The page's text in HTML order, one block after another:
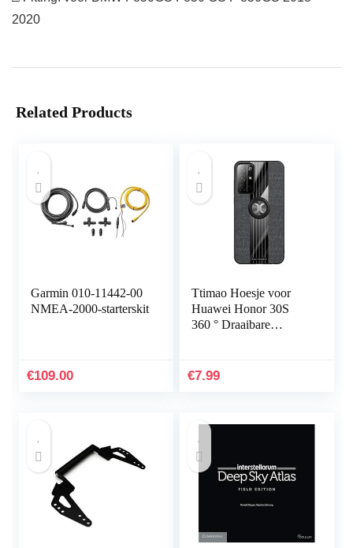
2020
Related Products
Garmin 010-11442-00
NMEA-2000-starterskit
€109.00
Ttimao Hoesje voor
Huawei Honor 30S
360 ° Draaibare
Telefoonhoes+1*Scree
€7.99